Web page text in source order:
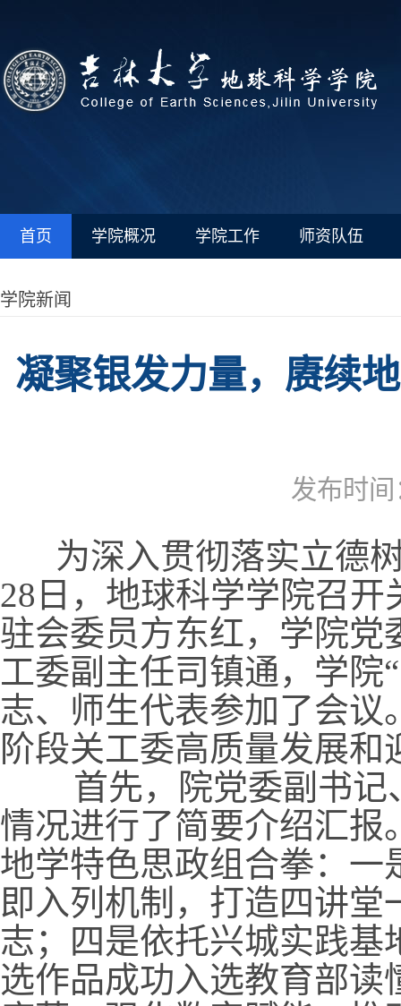
首页 学院概况 学院工作 师资队伍
学院新闻
凝聚银发力量，赓续
发布时间
为深入贯彻落实立德树
28日，地球科学学院召
驻会委员方东红，学院党
工委副主任司镇通，学院
志、师生代表参加了会
阶段关工委高质量发展
首先，院党委副书记、
情况进行了简要介绍汇报
地学特色思政组合拳：一
即入列机制，打造四讲
志；四是依托兴城实践
选作品成功入选教育部